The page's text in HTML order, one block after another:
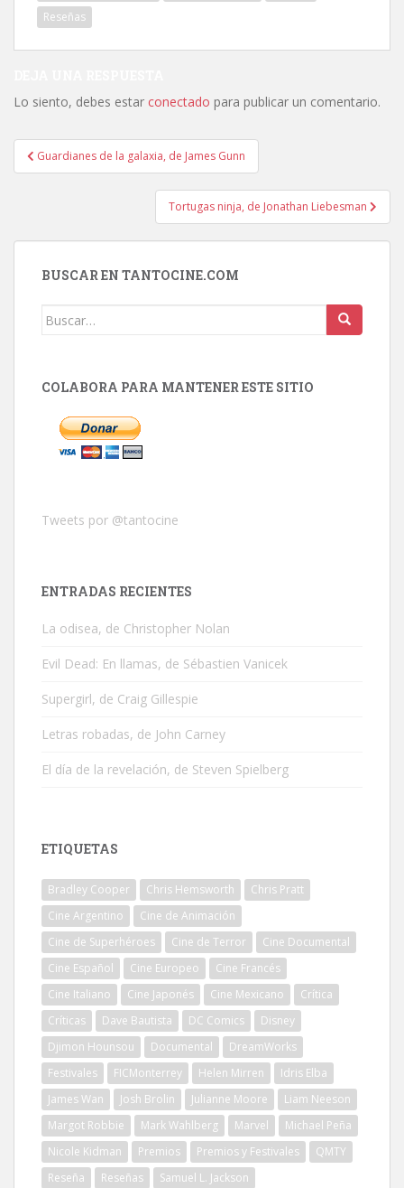
Reseñas
Lo siento, debes estar conectado para publicar un comentario.
Navegación
de
Guardianes de la galaxia, de James Gunn
Tortugas ninja, de Jonathan Liebesman
BUSCAR EN TANTOCINE.COM
Buscar:
COLABORA PARA MANTENER ESTE SITIO
Tweets por @tantocine
ENTRADAS RECIENTES
La odisea, de Christopher Nolan
Evil Dead: En llamas, de Sébastien Vanicek
Supergirl, de Craig Gillespie
Letras robadas, de John Carney
El día de la revelación, de Steven Spielberg
ETIQUETAS
Bradley Cooper Chris Hemsworth
Chris Pratt
Cine Argentino
Cine de Animación
Cine de Superhéroes
Cine de Terror
Cine Documental
Cine Español
Cine Europeo
Cine Francés
Cine Italiano
Cine Japonés Cine Mexicano
Crítica
Críticas
Dave Bautista DC Comics
Disney
Djimon Hounsou
Documental
DreamWorks
Festivales
FICMonterrey Helen Mirren
Idris Elba
James Wan
Josh Brolin Julianne Moore
Liam Neeson
Margot Robbie
Mark Wahlberg Marvel
Michael Peña
Nicole Kidman
Premios Premios y Festivales
QMTY
Reseña
Reseñas Samuel L. Jackson